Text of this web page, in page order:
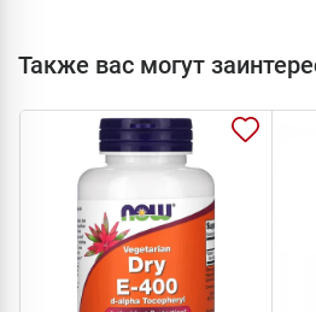
Также вас могут